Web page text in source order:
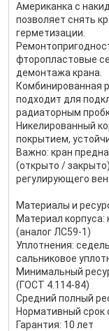
Американка с
позволяет снять
герметизации.
фторопластовые
демонтажа крана.
Комбинированная
подходит для
радиаторным
Никелированный
покрытием,
Важно: кран
(открыто /
регулирующего
Материалы и
Материал корпуса:
(аналог ЛС59-1)
Уплотнения:
сальниковое
Минимальный
(ГОСТ 4.114-84)
Средний полный
Нормативный срок
Гарантия: 10 лет